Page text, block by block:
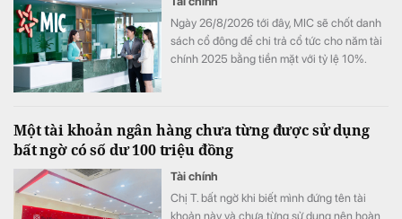
Ngày 26/8/2026 tới đây, MIC sẽ chốt danh
sách cổ đông để chi trả cổ tức cho năm tài
chính 2025 bằng tiền mặt với tỷ lệ 10%.
Một tài khoản ngân hàng chưa từng được sử dụng
bất ngờ có số dư 100 triệu đồng
Tài chính
Chị T. bất ngờ khi biết mình đứng tên tài
khoản này và chưa từng sử dụng nên hoàn